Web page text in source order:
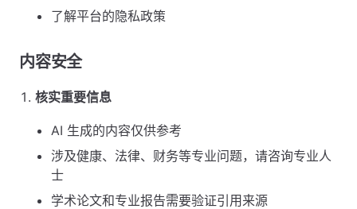
了解平台的隐私政策
内容安全
核实重要信息
AI 生成的内容仅供参考
涉及健康、法律、财务等专业问题，请咨询专业人
士
学术论文和专业报告需要验证引用来源